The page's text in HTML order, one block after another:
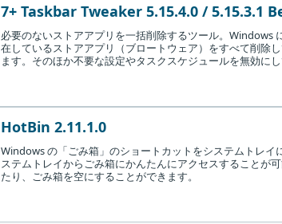
7+ Taskbar Tweaker 5.15.4.0 / 5.15.3.1
必要のないストアアプリを一括削除するツール。Windows
在しているストアアプリ（ブロートウェア）をすべて削除
ます。そのほか不要な設定やタスクスケジュールを無効に
HotBin 2.11.1.0
Windows の「ごみ箱」のショートカットをシステムトレイ
ステムトレイからごみ箱にかんたんにアクセスすることが
たり、ごみ箱を空にすることができます。